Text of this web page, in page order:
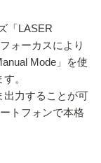
「LASER
ォーカスにより
Mode」を使
。
出力することが可
トフォンで本格